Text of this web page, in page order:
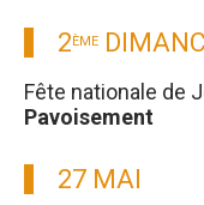
2ÈME
Fête nationale de
Pavoisement
27 MAI